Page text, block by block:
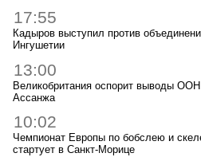
17:55
Кадыров выступил против
Ингушетии
13:00
Великобритания оспорит выводы
Ассанжа
10:02
Чемпионат Европы по бобслею и
стартует в Санкт-Морице